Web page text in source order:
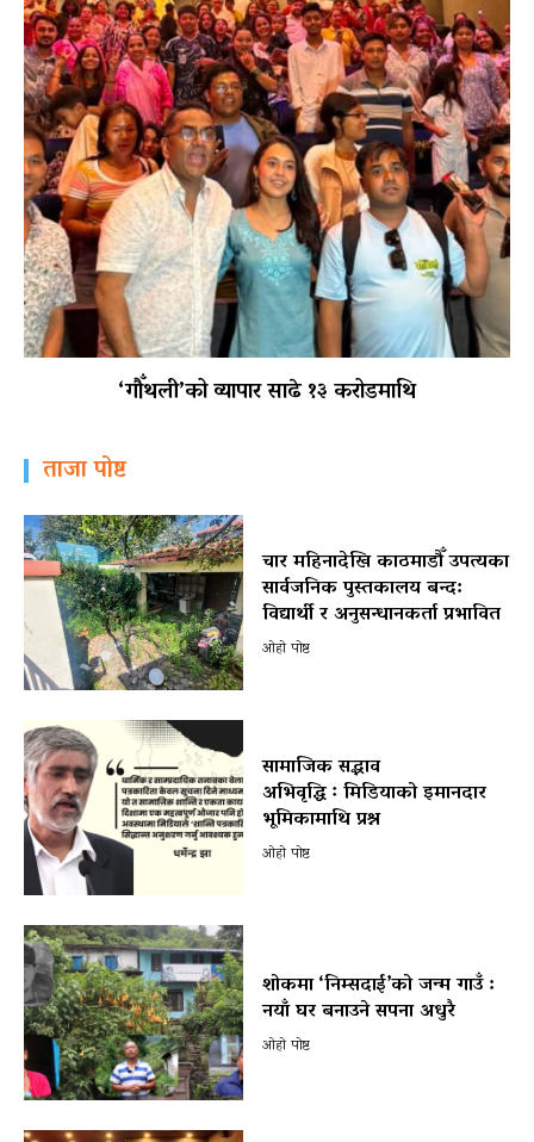
‘गौँथली’को व्यापार साढे १३ करोडमाथि
ताजा पोष्ट
चार महिनादेखि काठमाडौँ उपत्यका
सार्वजनिक पुस्तकालय बन्द:
विद्यार्थी र अनुसन्धानकर्ता प्रभावित
ओहो पोष्ट
सामाजिक सद्भाव
अभिवृद्धि ः मिडियाको इमानदार
भूमिकामाथि प्रश्न
ओहो पोष्ट
शोकमा ‘निम्सदाई’को जन्म गाउँ :
नयाँ घर बनाउने सपना अधुरै
ओहो पोष्ट